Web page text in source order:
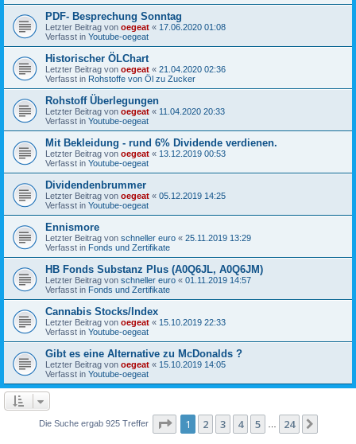
PDF- Besprechung Sonntag
Letzter Beitrag von oegeat « 17.06.2020 01:08
Verfasst in Youtube-oegeat
Historischer ÖLChart
Letzter Beitrag von oegeat « 21.04.2020 02:36
Verfasst in Rohstoffe von Öl zu Zucker
Rohstoff Überlegungen
Letzter Beitrag von oegeat « 11.04.2020 20:33
Verfasst in Youtube-oegeat
Mit Bekleidung - rund 6% Dividende verdienen.
Letzter Beitrag von oegeat « 13.12.2019 00:53
Verfasst in Youtube-oegeat
Dividendenbrummer
Letzter Beitrag von oegeat « 05.12.2019 14:25
Verfasst in Youtube-oegeat
Ennismore
Letzter Beitrag von schneller euro « 25.11.2019 13:29
Verfasst in Fonds und Zertifikate
HB Fonds Substanz Plus (A0Q6JL, A0Q6JM)
Letzter Beitrag von schneller euro « 01.11.2019 14:57
Verfasst in Fonds und Zertifikate
Cannabis Stocks/Index
Letzter Beitrag von oegeat « 15.10.2019 22:33
Verfasst in Youtube-oegeat
Gibt es eine Alternative zu McDonalds ?
Letzter Beitrag von oegeat « 15.10.2019 14:05
Verfasst in Youtube-oegeat
Die Suche ergab 925 Treffer Seite 1von 24
1 2 3 4 5 24